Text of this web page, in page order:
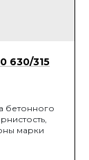
630/315
бетонного
марки